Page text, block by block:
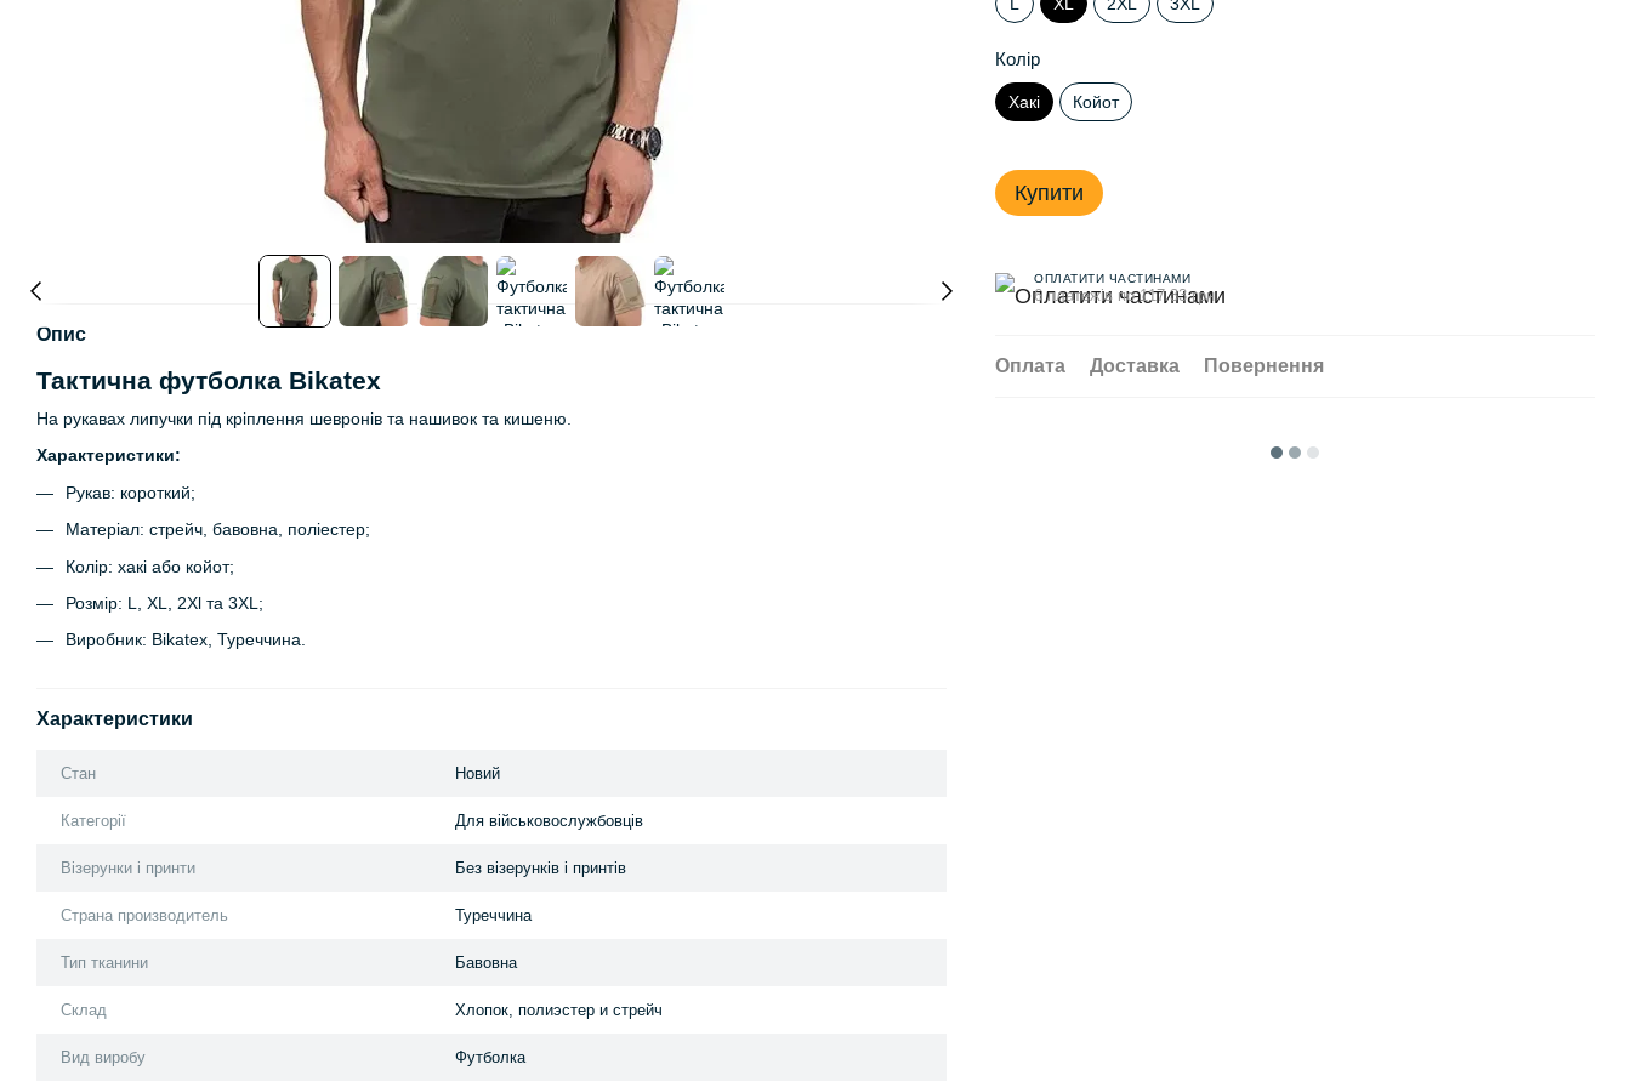
Опис
Тактична футболка Bikatex
На рукавах липучки під кріплення шевронів та нашивок та кишеню.
Характеристики:
Рукав: короткий;
Матеріал: стрейч, бавовна, поліестер;
Колір: хакі або койот;
Розмір: L, XL, 2Xl та 3XL;
Виробник: Bikatex, Туреччина.
Характеристики
Стан Новий
Категорії Для військовослужбовців
Візерунки і принти Без візерунків і принтів
Страна производитель Туреччина
Тип тканини Бавовна
Склад Хлопок, полиэстер и стрейч
Вид виробу Футболка
Колір
Хакі Койот
Купити
ОПЛАТИТИ ЧАСТИНАМИ
6 платежів по 117.33 грн
Оплата Доставка Повернення